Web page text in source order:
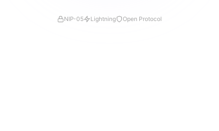
NIP-05 Lightning Open Protocol